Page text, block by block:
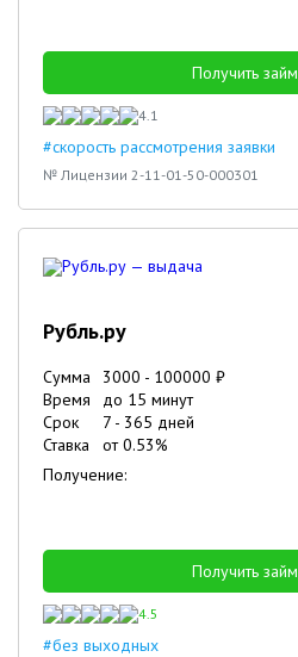
Получить займ
4.1
#скорость рассмотрения заявки
№ Лицензии 2-11-01-50-000301
Рубль.ру
Сумма 3000 - 100000 ₽
Время
до 15 минут
Срок
7 - 365 дней
Ставка
от0.53%
Получение:
Получить займ
4.5
#без выходных